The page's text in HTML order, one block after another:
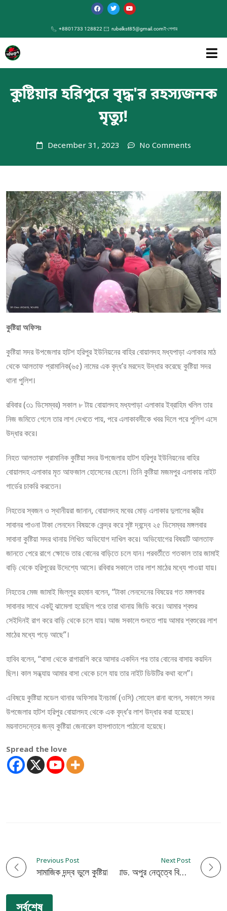
+8801733 128822 rubelkst85@gmail.comই-পেপার
কুষ্টিয়ার হরিপুরে বৃদ্ধ'র রহস্যজনক
মৃত্যু!
December 31, 2023 No Comments
কুষ্টিয়া অফিসঃ
কুষ্টিয়া সদর উপজেলার হাটশ হরিপুর ইউনিয়নের বাহির বোয়ালদহ মধ্যপাড়া এলাকার মাঠ
থেকে আলতাফ প্রামানিক(৬৫) নামের এক বৃদ্ধ’র মরদেহ উদ্ধার করেছে কুষ্টিয়া সদর
থানা পুলিশ।
রবিবার (৩১ ডিসেম্বর) সকাল ৮ টায় বোয়ালদহ মধ্যপাড়া এলাকার ইব্রাহিম খলিল তার
নিজ জমিতে গেলে তার লাশ দেখতে পায়, পরে এলাকাবসীকে খবর দিলে পরে পুলিশ এসে
উদ্ধার করে।
নিহত আলতাফ প্রামানিক কুষ্টিয়া সদর উপজেলার হাটশ হরিপুর ইউনিয়নের বাহির
বোয়ালদহ এলাকার মৃত আফজাল হোসেনের ছেলে। তিনি কুষ্টিয়া মজমপুর এলাকায় নাইট
গার্ডের চাকরি করতেন।
নিহতের স্বজন ও স্থানীয়রা জানান, বোয়ালদহ মবের মোড় এলাকার দুলালের স্ত্রীর
সাবানর পাওনা টাকা লেনদেন বিষয়কে কেন্দ্র করে সৃষ্ট দ্বন্দ্বে ২৫ ডিসেম্বর মঙ্গলবার
সাবানা কুষ্টিয়া সদর থানায় লিখিত অভিযোগ দাখিল করে। অভিযোগের বিষয়টি আলতাফ
জানতে পেরে রাগে ক্ষোভে তার বোনের বাড়িতে চলে যান। পরবর্তীতে গতকাল তার জামাই
বাড়ি থেকে হরিপুরের উদেশ্যে আসে। রবিবার সকালে তার লাশ মাঠের মধ্যে পাওয়া যায়।
নিহতের মেজ জামাই জিল্লুর রহমান বলেন, “টাকা লেনদেনের বিষয়ের গত মঙ্গলবার
সাবানার সাথে একটু ঝামেলা হয়েছিল পরে তারা থানায় জিডি করে। আমার শ্বশুর
সেইদিনই রাগ করে বাড়ি থেকে চলে যায়। আজ সকালে শুনতে পায় আমার শ্বশুরের লাশ
মাঠের মধ্যে পড়ে আছে”।
হাবিব বলেন, “বাসা থেকে রাগারাগি করে আসার একদিন পর তার বোনের বাসায় কয়দিন
ছিল। কাল সন্ধ্যায় আমার বাসা থেকে চলে যায় তার নাইট ডিউটির কথা বলে”।
এবিষয়ে কুষ্টিয়া মডেল থানার অফিসার ইনচার্জ (ওসি) সোহেল রানা বলেন, সকালে সদর
উপজেলার হাটশ হরিপুর বোয়ালদহ থেকে এক বৃদ্ধ’র লাশ উদ্ধার করা হয়েছে।
ময়নাতদন্তের জন্য কুষ্টিয়া জেনারেল হাসপাতালে পাঠানো হয়েছে।
Spread the love
P
o
Previous Post
সামাজিক দন্দ্ব ভুলে কুষ্টিয়ার উন্নয়নের সারথী হতে নৌকায় ভোটদিন
Next Post
কুষ্টিয়া আদালত পাড়ায় এ্যাড. অপুর নেতৃত্বে বিএনপির লিফলেট বিতরণ
সর্বশেষ